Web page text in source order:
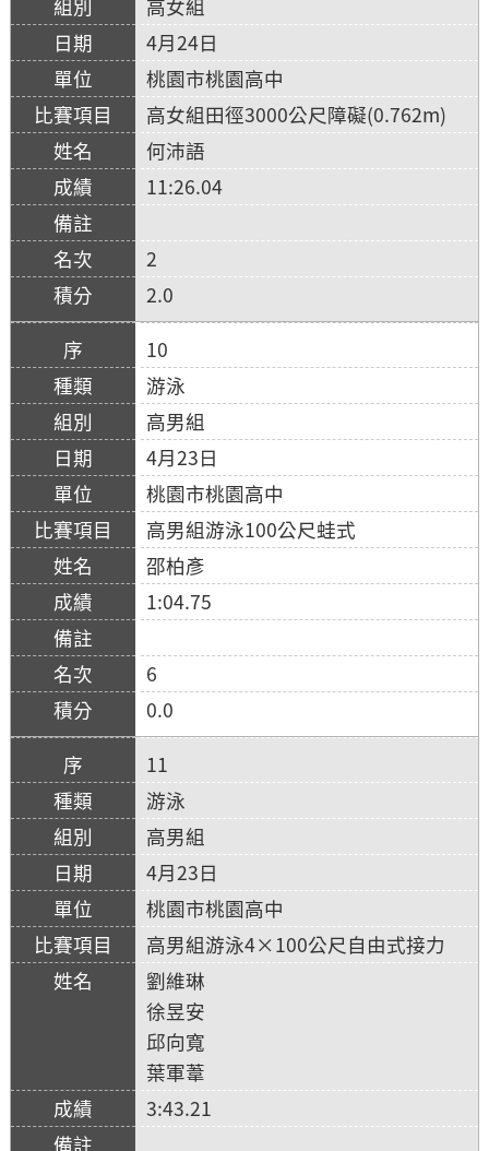
高女組
4月24日
桃園市桃園高中
高女組田徑3000公尺障礙(0.762m)
何沛語
11:26.04
2
2.0
10
游泳
高男組
4月23日
桃園市桃園高中
高男組游泳100公尺蛙式
邵柏彥
1:04.75
6
0.0
11
游泳
高男組
4月23日
桃園市桃園高中
高男組游泳4×100公尺自由式接力
劉維琳
徐昱安
邱向寬
葉軍葦
3:43.21